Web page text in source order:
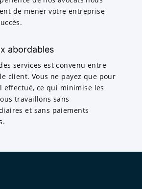
de mener votre entreprise
abordables
services est convenu entre
client. Vous ne payez que pour
effectué, ce qui minimise les
travaillons sans
et sans paiements